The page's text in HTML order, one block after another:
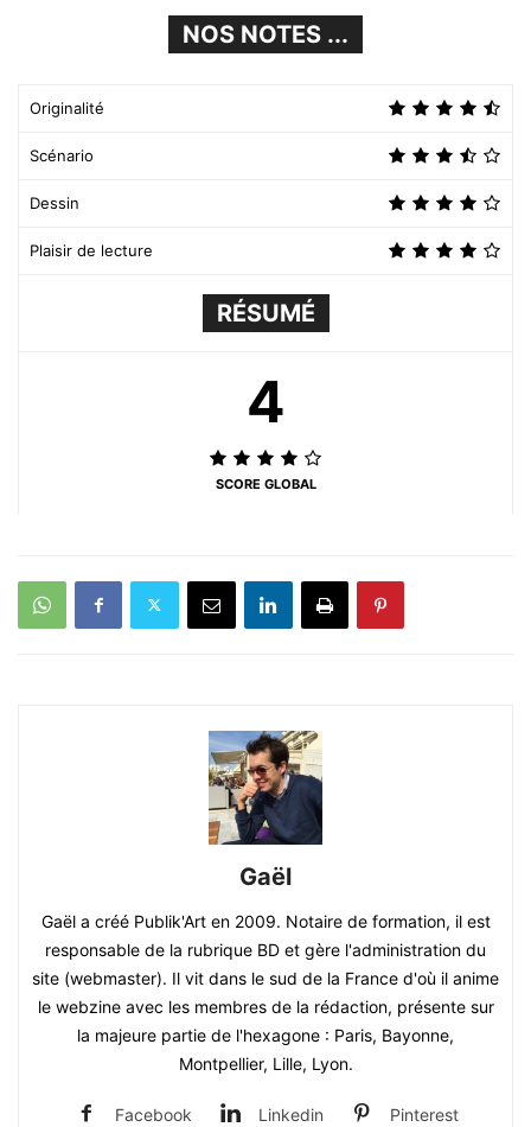
NOS NOTES ...
Originalité
Scénario
Dessin
Plaisir de lecture
RÉSUMÉ
4
SCORE GLOBAL
Gaël
Gaël a créé Publik'Art en 2009. Notaire de formation, il est
responsable de la rubrique BD et gère l'administration du
site (webmaster). Il vit dans le sud de la France d'où il anime
le webzine avec les membres de la rédaction, présente sur
la majeure partie de l'hexagone : Paris, Bayonne,
Montpellier, Lille, Lyon.
Facebook Linkedin Pinterest